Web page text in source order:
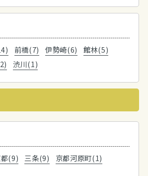
前橋(7) 伊勢崎(6)
館林(5)
渋川(1)
(9) 三条(9)
京都河原町(1)